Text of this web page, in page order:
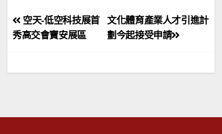
文
章
覽
文化體育產業人才引進計
劃今起接受申請
空天-低空科技展首
秀高交會寶安展區